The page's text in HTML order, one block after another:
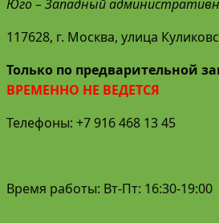
Юго – Западный
117628, г. Москва, улица
Только по предварительной
ВРЕМЕННО НЕ ВЕДЕТСЯ
Телефоны: +7 916 468 13 45
Время работы: Вт-Пт: 16:30-19:00